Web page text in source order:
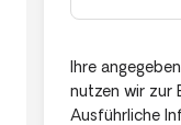
Ihre
nutzen wir zur
Ausführliche